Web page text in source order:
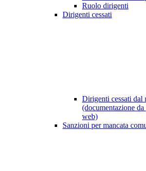
Ruolo dirigenti
Dirigenti cessati
Dirigenti cessati dal
(documentazione
web)
Sanzioni per mancata